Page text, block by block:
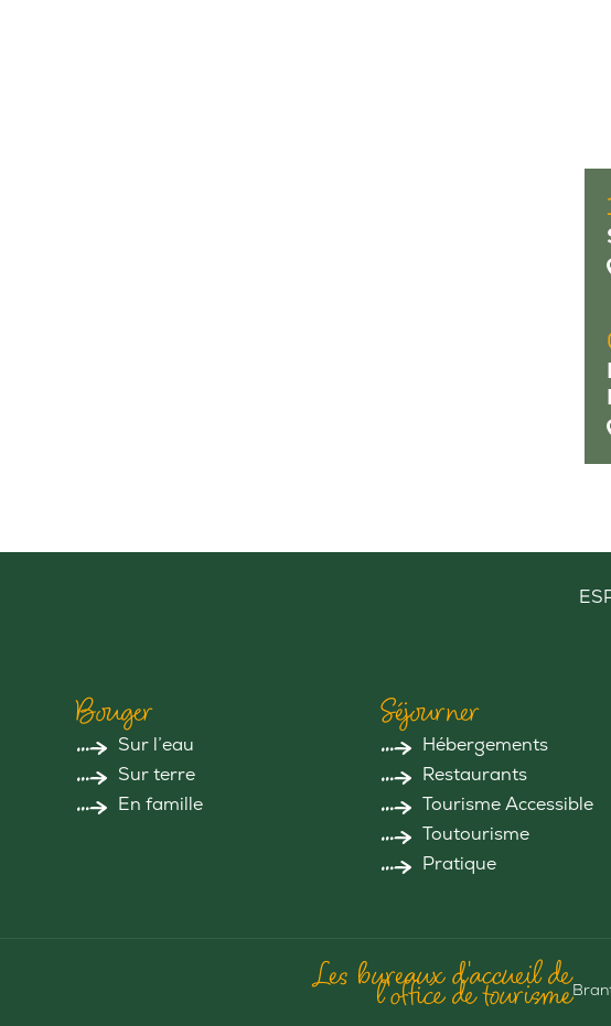
Bouger
Sur l’eau
Sur terre
En famille
Séjourner
Hébergements
Restaurants
Tourisme Accessible
Toutourisme
Pratique
Les bureaux d'accueil de
l'office de tourisme